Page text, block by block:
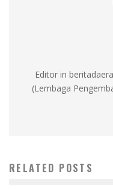
Editor in
(Lembaga
RELATED POSTS